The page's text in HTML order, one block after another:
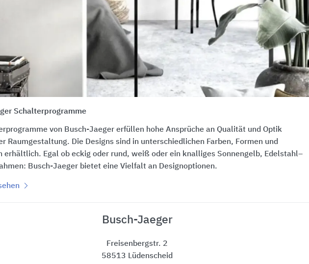
Schalterprogramme
von Busch-Jaeger erfüllen hohe Ansprüche an Qualität und Optik
Raumgestaltung. Die Designs sind in unterschiedlichen Farben, Formen und
erhältlich. Egal ob eckig oder rund, weiß oder ein knalliges Sonnengelb, Edelstahl–
Busch-Jaeger bietet eine Vielfalt an Designoptionen.
Busch-Jaeger
Freisenbergstr. 2
58513 Lüdenscheid